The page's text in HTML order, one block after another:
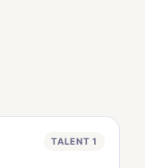
TALENT 1